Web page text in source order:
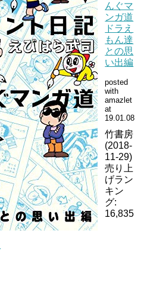
んぐマ
ンガ道
ドラえ
もん達
との思
い出編
posted
with
amazlet
at
19.01.08
竹書房
(2018-
11-29)
売り上
げラン
キン
グ:
16,835